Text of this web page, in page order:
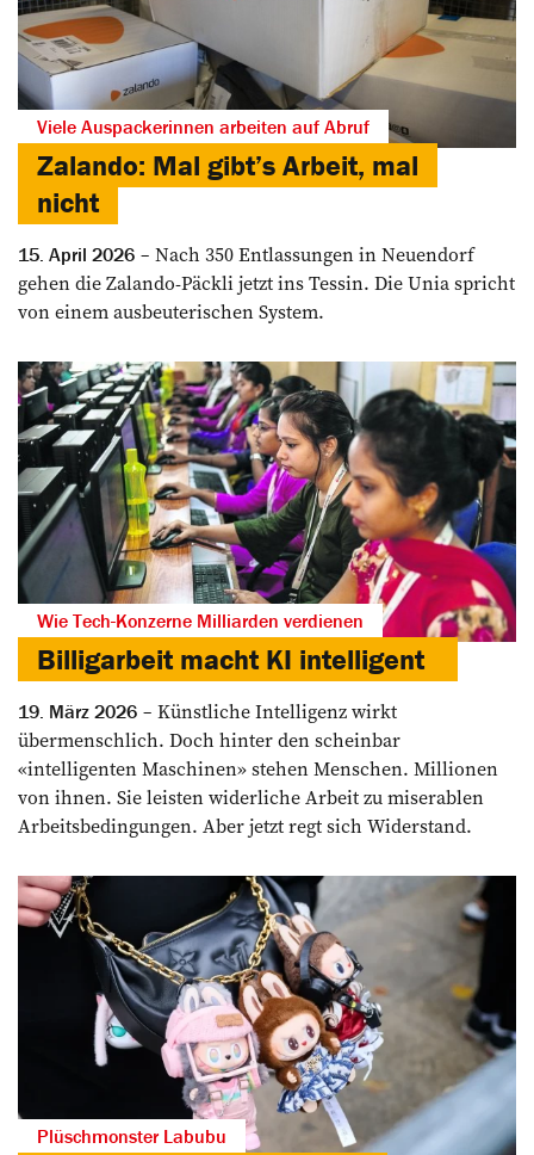
Viele Auspackerinnen arbeiten auf Abruf
Zalando: Mal gibt’s Arbeit, mal
nicht
15. April 2026
Nach 350 Entlassungen in Neuendorf
gehen die Zalando-Päckli jetzt ins Tessin. Die Unia spricht
von einem ausbeuterischen System.
Wie Tech-Konzerne Milliarden verdienen
Billigarbeit macht KI intelligent
19. März 2026
Künstliche Intelligenz wirkt
übermenschlich. Doch hinter den scheinbar
«intelligenten Maschinen» stehen Menschen. Millionen
von ihnen. Sie leisten widerliche Arbeit zu miserablen
Arbeitsbedingungen. Aber jetzt regt sich Widerstand.
Plüschmonster Labubu